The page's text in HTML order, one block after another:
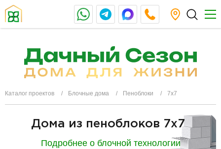
Каталог проектов Блочные дома Пеноблоки 7х7
Дома из пеноблоков 7x7
Подробнее о блочной технологии